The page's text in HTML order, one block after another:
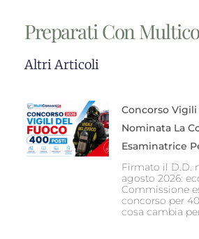
Preparati Con
Altri Articoli
Concorso Vigili
Nominata La
Esaminatrice
Firmato il D.D.
agosto 2026:
Commissione
concorso per
cosa cambia